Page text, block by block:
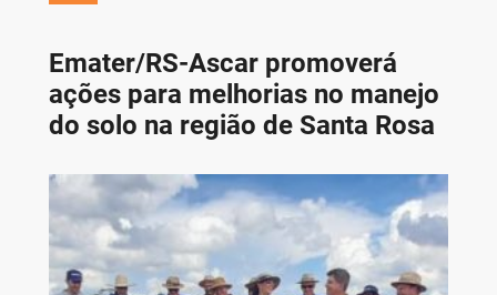
Emater/RS-Ascar promoverá
ações para melhorias no manejo
do solo na região de Santa Rosa